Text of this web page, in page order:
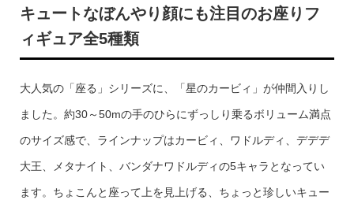
キュートなぼんやり顔にも注目のお座りフ
ィギュア全5種類
大人気の「座る」シリーズに、「星のカービィ」が仲間入りし
ました。約30～50mの手のひらにずっしり乗るボリューム満点
のサイズ感で、ラインナップはカービィ、ワドルディ、デデデ
大王、メタナイト、バンダナワドルディの5キャラとなってい
ます。ちょこんと座って上を見上げる、ちょっと珍しいキュー